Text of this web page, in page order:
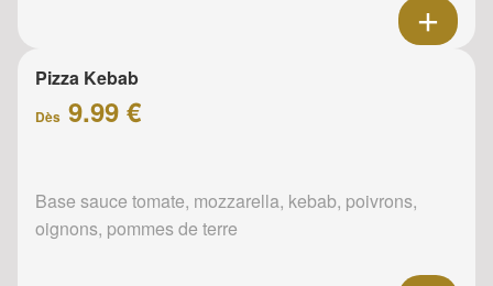
Pizza Kebab
Dès 9.99 €
Base sauce tomate, mozzarella, kebab, poivrons,
oignons, pommes de terre